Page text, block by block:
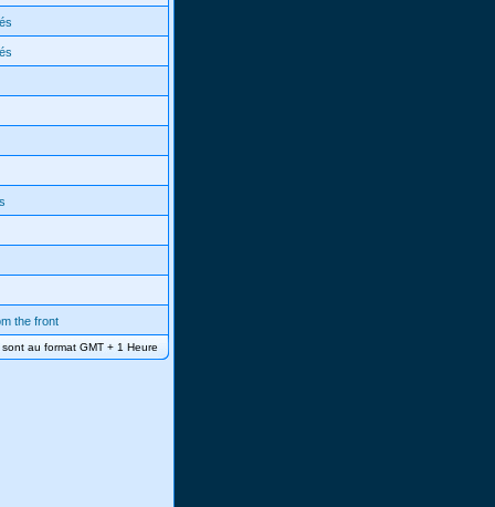
the front
au format GMT + 1 Heure